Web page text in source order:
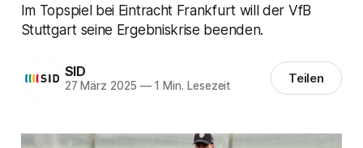
Im Topspiel bei Eintracht Frankfurt will der VfB
Stuttgart seine Ergebniskrise beenden.
SID
27 März 2025 —1 Min. Lesezeit Teilen